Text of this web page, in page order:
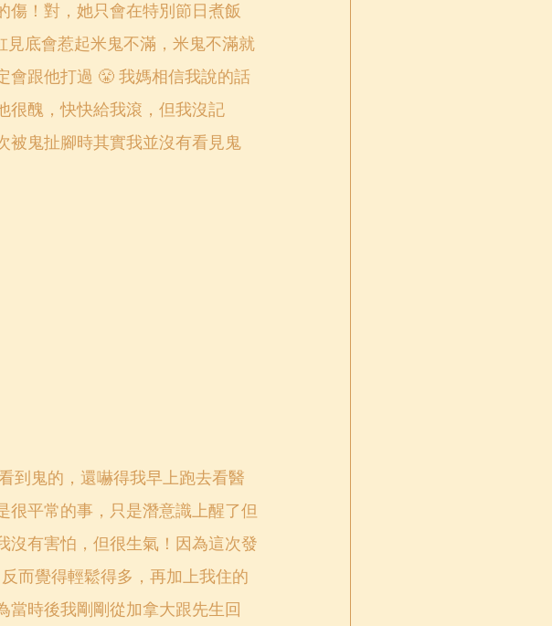
傷！對，她只會在特別節日煮飯
底會惹起米鬼不滿，米鬼不滿就
會跟他打過 😤 我媽相信我說的話
很醜，快快給我滾，但我沒記
被鬼扯腳時其實我並沒有看見鬼
很平常的事，只是潛意識上醒了但
沒有害怕，但很生氣！因為這次發
而覺得輕鬆得多，再加上我住的
當時後我剛剛從加拿大跟先生回